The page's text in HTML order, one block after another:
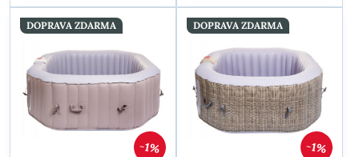
1%
DOPRAVA ZDARMA
1%
DOPRAVA ZDARMA